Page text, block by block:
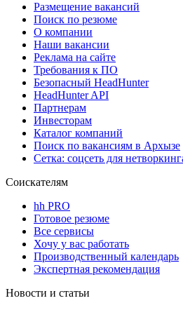
Размещение вакансий
Поиск по резюме
О компании
Наши вакансии
Реклама на сайте
Требования к ПО
Безопасный HeadHunter
HeadHunter API
Партнерам
Инвесторам
Каталог компаний
Поиск по вакансиям в Архызе
Сетка: соцсеть для
Соискателям
hh PRO
Готовое резюме
Все сервисы
Хочу у вас работать
Производственный календарь
Экспертная рекомендация
Новости и статьи